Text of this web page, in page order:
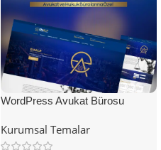
WordPress Avukat Bürosu
Kurumsal Temalar